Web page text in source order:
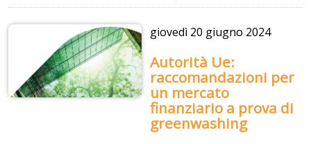
giovedì 20 giugno 2024
Autorità Ue:
raccomandazioni per
un mercato
finanziario a prova di
greenwashing